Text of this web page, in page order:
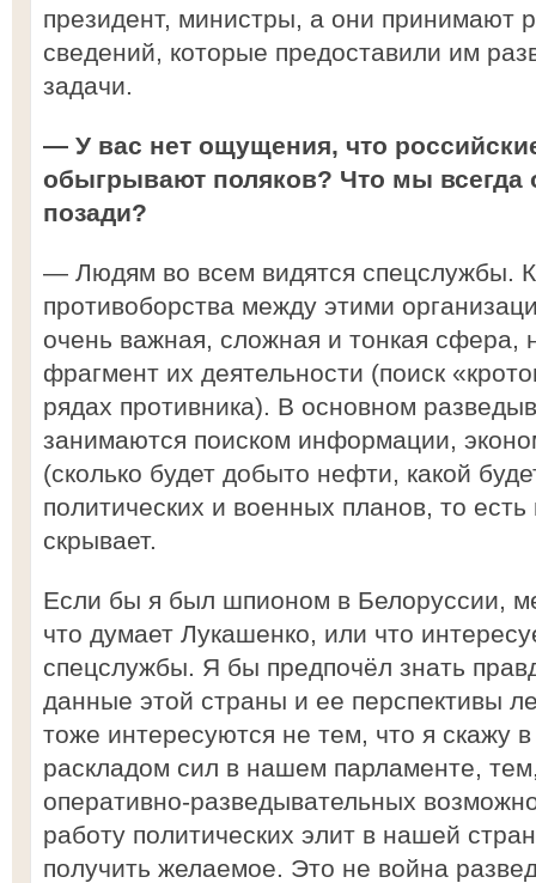
президент, министры, а они принимают
сведений, которые предоставили им
задачи.
— У вас нет ощущения, что
обыгрывают поляков? Что мы всегда
позади?
— Людям во всем видятся спецслужбы.
противоборства между этими
очень важная, сложная и тонкая сфера,
фрагмент их деятельности (поиск
рядах противника). В основном
занимаются поиском информации,
(сколько будет добыто нефти, какой
политических и военных планов, то есть
скрывает.
Если бы я был шпионом в Белоруссии,
что думает Лукашенко, или что
спецслужбы. Я бы предпочёл знать
данные этой страны и ее перспективы
тоже интересуются не тем, что я скажу
раскладом сил в нашем парламенте,
оперативно-разведывательных
работу политических элит в нашей
получить желаемое. Это не война